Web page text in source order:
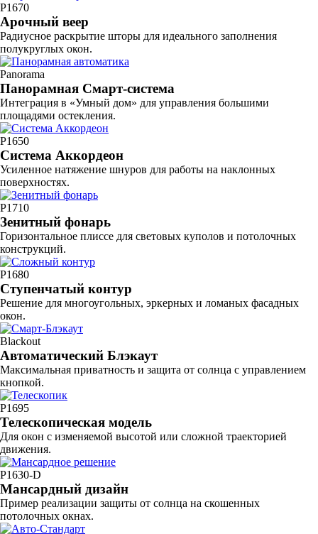
P1670
Арочный веер
Радиусное раскрытие шторы для идеального заполнения
полукруглых окон.
Panorama
Панорамная Смарт-система
Интеграция в «Умный дом» для управления большими
площадями остекления.
P1650
Система Аккордеон
Усиленное натяжение шнуров для работы на наклонных
поверхностях.
P1710
Зенитный фонарь
Горизонтальное плиссе для световых куполов и потолочных
конструкций.
P1680
Ступенчатый контур
Решение для многоугольных, эркерных и ломаных фасадных
окон.
Blackout
Автоматический Блэкаут
Максимальная приватность и защита от солнца с управлением
кнопкой.
P1695
Телескопическая модель
Для окон с изменяемой высотой или сложной траекторией
движения.
P1630-D
Мансардный дизайн
Пример реализации защиты от солнца на скошенных
потолочных окнах.